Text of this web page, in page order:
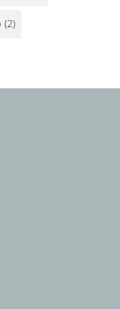
(2)